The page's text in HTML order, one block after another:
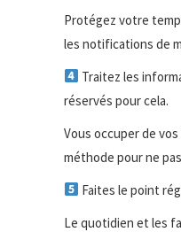
Protégez votre
les notifications de
Traitez les
réservés pour cela.
Vous occuper de
méthode pour ne
Faites le point
Le quotidien et les